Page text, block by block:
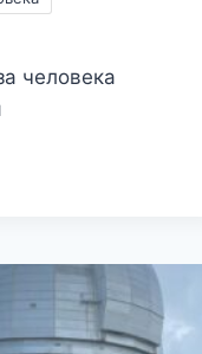
–
человека